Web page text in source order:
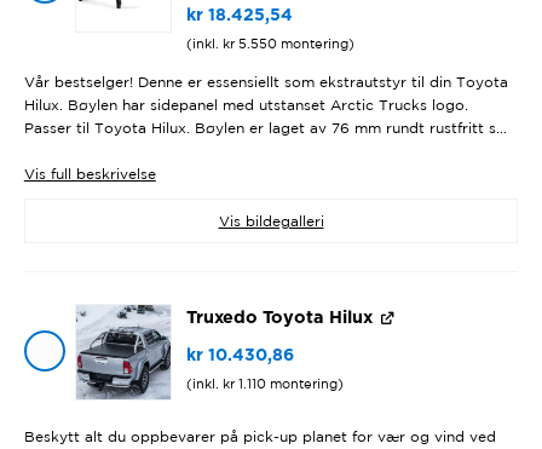
kr18.425,54
(inkl. kr5.550montering)
Vår bestselger! Denne er essensiellt som ekstrautstyr til din Toyota
Hilux. Bøylen har sidepanel med utstanset Arctic Trucks logo.
Passer til Toyota Hilux. Bøylen er laget av 76 mm rundt rustfritt s...
Visfull beskrivelse
Vis bildegalleri
Truxedo Toyota Hilux
kr10.430,86
(inkl. kr1.110montering)
Beskytt alt du oppbevarer på pick-up planet for vær og vind ved